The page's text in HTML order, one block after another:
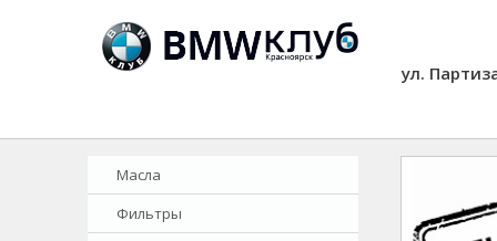
ул.
Масла
Фильтры